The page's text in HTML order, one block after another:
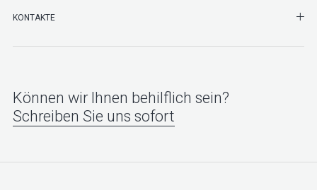
KONTAKTE
Können wir Ihnen behilflich sein?
Schreiben Sie uns sofort